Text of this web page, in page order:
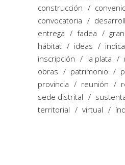
construcción
convocatoria
entrega
fadea
hábitat
ideas
inscripción
la plata
obras
patrimonio
provincia
reunión
sede distrital
territorial
virtual